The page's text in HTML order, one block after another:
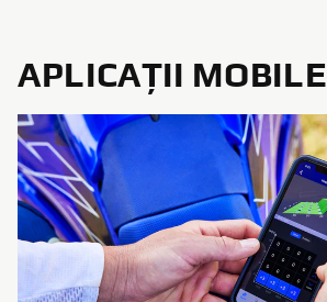
APLICAȚII MOBILE